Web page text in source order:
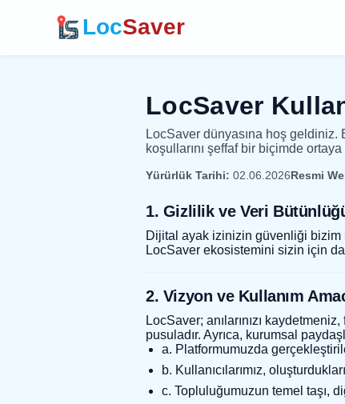
LocSaver
LocSaver
LocSaver dünyasına hoş geldiniz.
koşullarını şeffaf bir biçimde
Yürürlük Tarihi: 02.06.2026Resmi
1. Gizlilik ve Veri
Dijital ayak izinizin güvenliği bizim
LocSaver ekosistemini sizin için
2. Vizyon ve Kullanım
LocSaver; anılarınızı
pusuladır. Ayrıca, kurumsal
a. Platformumuzda
b. Kullanıcılarımız,
c. Topluluğumuzun temel taşı,